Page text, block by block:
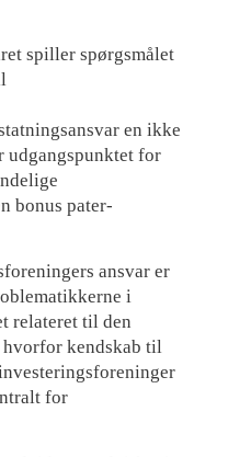
spiller spørgsmålet
en ikke
for
bonus pater-
ansvar er
i
relateret til den
kendskab til
for